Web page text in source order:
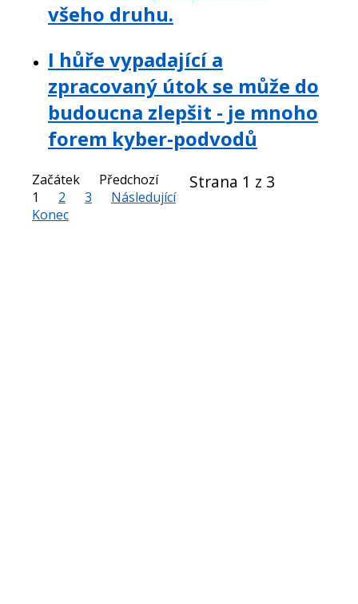
všeho druhu.
I hůře vypadající a
zpracovaný útok se může do
budoucna zlepšit - je mnoho
forem kyber-podvodů
Strana 1 z 3
Začátek
Předchozí
1
2 3
Následující
Konec